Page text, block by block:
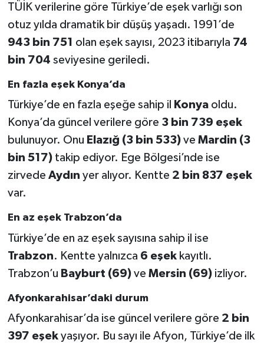
TÜİK verilerine göre Türkiye’de eşek varlığı son
otuz yılda dramatik bir düşüş yaşadı. 1991’de
943 bin 751 olan eşek sayısı, 2023 itibarıyla 74
bin 704 seviyesine geriledi.
En fazla eşek Konya’da
Türkiye’de en fazla eşeğe sahip il Konyaoldu.
Konya’da güncel verilere göre 3 bin 739 eşek
bulunuyor. Onu Elazığ (3 bin 533)ve Mardin (3
bin 517)takip ediyor. Ege Bölgesi’nde ise
zirvede Aydın yer alıyor. Kentte 2 bin 837 eşek
var.
En az eşek Trabzon’da
Türkiye’de en az eşek sayısına sahip il ise
Trabzon. Kentte yalnızca 6 eşekkayıtlı.
Trabzon’u Bayburt (69)ve Mersin (69)izliyor.
Afyonkarahisar’daki durum
Afyonkarahisar’da ise güncel verilere göre 2 bin
397 eşekyaşıyor. Bu sayı ile Afyon, Türkiye’de ilk